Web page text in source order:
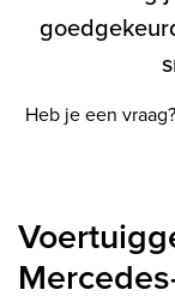
Heb je een